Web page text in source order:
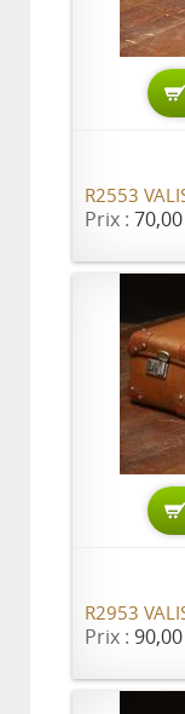
R2553
Prix :
R2953
Prix :